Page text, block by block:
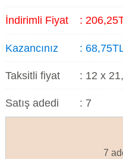
İndirimli Fiyat : 206,25
Kazancınız : 68,75
Taksitli fiyat : 12 x 21
Satış adedi : 7
7